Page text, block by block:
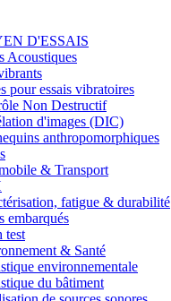
D'ESSAIS
Acoustiques
pour essais vibratoires
Non Destructif
d'images (DIC)
anthropomorphiques
& Transport
fatigue & durabilité
embarqués
test
& Santé
environnementale
du bâtiment